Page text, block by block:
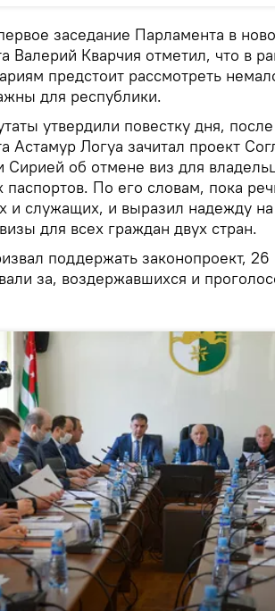
заседание Парламента в
Валерий Кварчия отметил, что в
предстоит рассмотреть
для республики.
утвердили повестку дня,
Астамур Логуа зачитал проект
Сирией об отмене виз для
По его словам, пока
и служащих, и выразил надежду
для всех граждан двух стран.
поддержать законопроект,
за, воздержавшихся и